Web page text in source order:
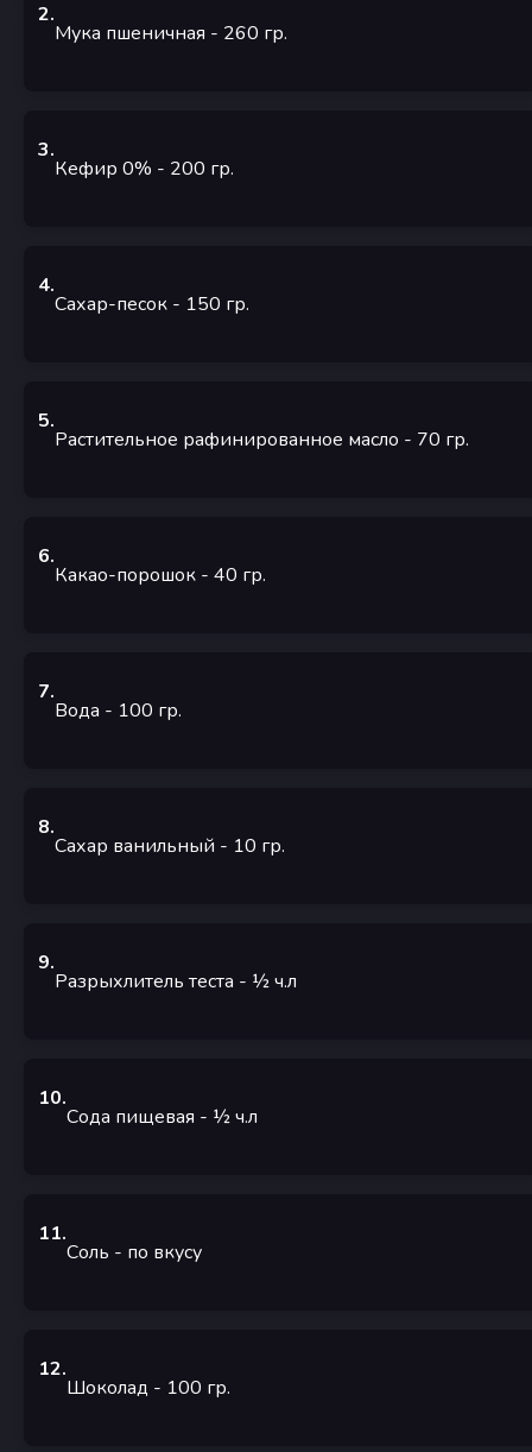
2.
Мука пшеничная - 260 гр.
3.
Кефир 0% - 200 гр.
4.
Сахар-песок - 150 гр.
5.
Растительное рафинированное масло - 70 гр.
6.
Какао-порошок - 40 гр.
7.
Вода - 100 гр.
8.
Сахар ванильный - 10 гр.
9.
Разрыхлитель теста - ½ч.л
10.
Сода пищевая - ½ч.л
11.
Соль - по вкусу
12.
Шоколад - 100 гр.